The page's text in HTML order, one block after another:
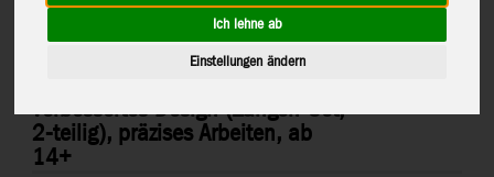
Ich lehne ab
Einstellungen ändern
verbessertes Design (Zangen-Set,
2-teilig), präzises Arbeiten, ab
14+